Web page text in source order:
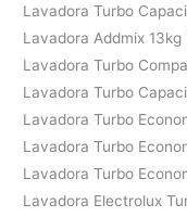
Lavadora Turbo
Lavadora Addmix 13kg
Lavadora Turbo
Lavadora Turbo
Lavadora Turbo
Lavadora Turbo
Lavadora Turbo
Lavadora Electrolux